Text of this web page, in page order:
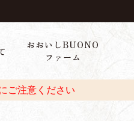
おおいしBUONO
ファーム
ご注意ください